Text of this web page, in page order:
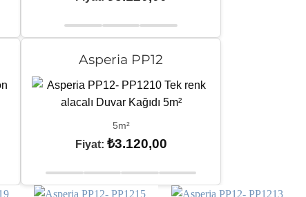
Asperia PP12
5m²
Fiyat: ₺3.120,00